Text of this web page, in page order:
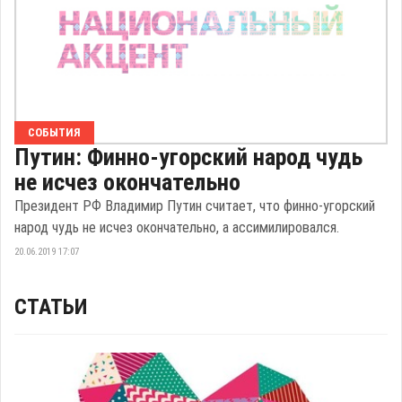
СОБЫТИЯ
Путин: Финно-угорский народ чудь
не исчез окончательно
Президент РФ Владимир Путин считает, что финно-угорский
народ чудь не исчез окончательно, а ассимилировался.
20.06.2019 17:07
СТАТЬИ